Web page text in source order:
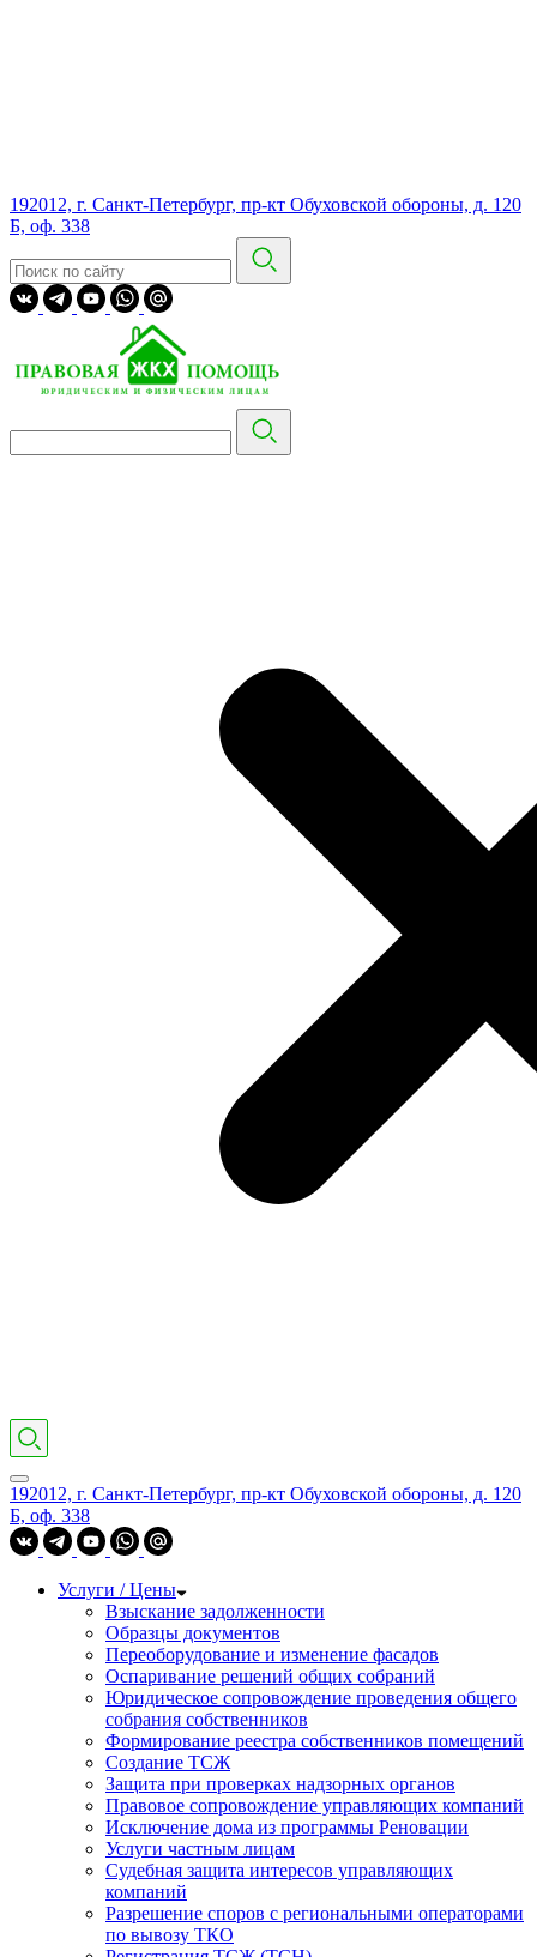
192012, г. Санкт-Петербург, пр-кт Обуховской обороны, д. 120
Б, оф. 338
192012, г. Санкт-Петербург, пр-кт Обуховской обороны, д. 120
Б, оф. 338
Услуги / Цены
Взыскание задолженности
Образцы документов
Переоборудование и изменение фасадов
Оспаривание решений общих собраний
Юридическое сопровождение проведения общего
собрания собственников
Формирование реестра собственников помещений
Создание ТСЖ
Защита при проверках надзорных органов
Правовое сопровождение управляющих компаний
Исключение дома из программы Реновации
Услуги частным лицам
Судебная защита интересов управляющих
компаний
Разрешение споров с региональными операторами
по вывозу ТКО